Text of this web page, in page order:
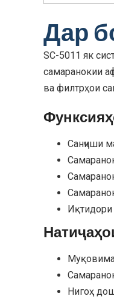
Дар
SC-5011 як
самаранокии
ва филтрҳои
Санҷиши
Иқтидори
Нигоҳ